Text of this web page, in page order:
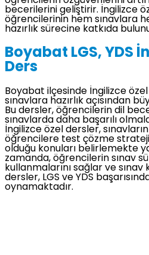
becerilerini geliştirir. İngilizce
öğrencilerinin hem sınavlara
hazırlık sürecine katkıda
Boyabat LGS, YDS
Ders
Boyabat ilçesinde İngilizce özel
sınavlara hazırlık açısından
Bu dersler, öğrencilerin dil
sınavlarda daha başarılı
İngilizce özel dersler,
öğrencilere test çözme
olduğu konuları belirlemekte
zamanda, öğrencilerin sınav
kullanmalarını sağlar ve sınav
dersler, LGS ve YDS
oynamaktadır.